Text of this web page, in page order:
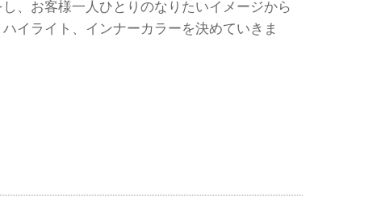
、お客様一人ひとりのなりたいイメージから
イライト、インナーカラーを決めていきま